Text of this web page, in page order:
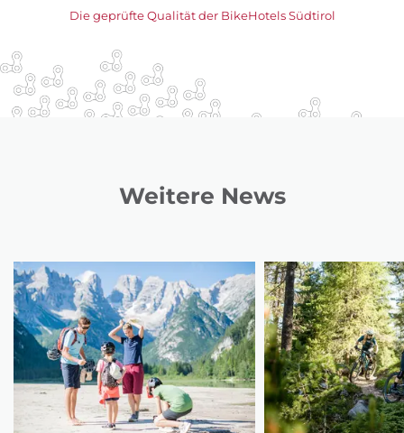
Die geprüfte Qualität der BikeHotels Südtirol
Weitere News